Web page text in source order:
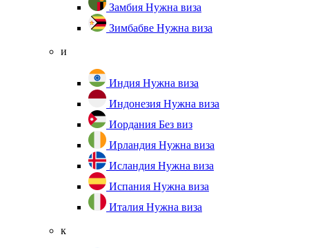
Замбия Нужна виза
Зимбабве Нужна виза
и
Индия Нужна виза
Индонезия Нужна виза
Иордания Без виз
Ирландия Нужна виза
Исландия Нужна виза
Испания Нужна виза
Италия Нужна виза
к